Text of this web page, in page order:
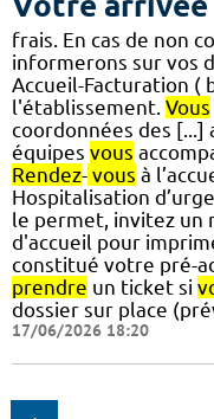
frais. En cas de non
informerons sur vos
Accueil-Facturation (
l'établissement. Vous
coordonnées des [...]
équipes vous
Rendez- vous à
Hospitalisation
le permet, invitez un
d'accueil pour
constitué votre pré-
prendre un ticket si
dossier sur place
17/06/2026 18:20